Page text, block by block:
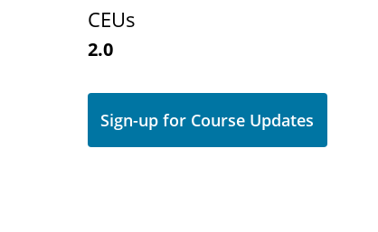
CEUs
2.0
Sign-up for Course Updates